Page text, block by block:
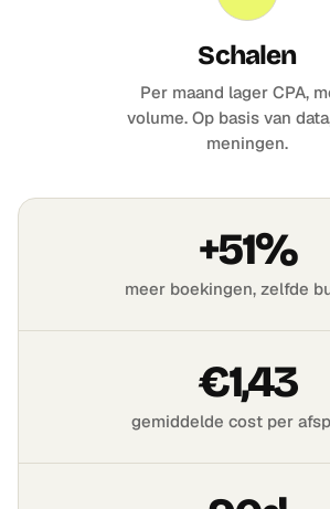
Schalen
Per maand lager CPA,
volume. Op basis van
meningen.
+51%
meer boekingen, zelfde
€1,43
gemiddelde cost per